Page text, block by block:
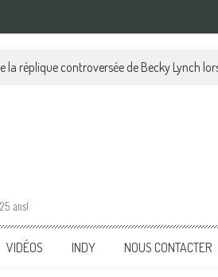
Green & Michael Hayes continue :
ans!
VIDÉOS INDY NOUS CONTACTER